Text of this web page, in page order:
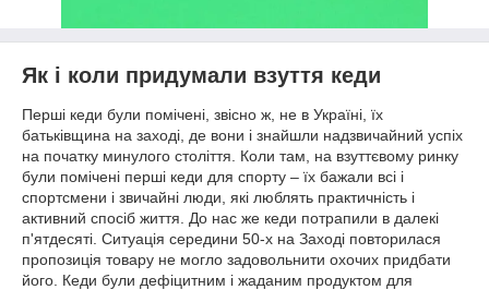
Як і коли придумали взуття кеди
Перші кеди були помічені, звісно ж, не в Україні, їх
батьківщина на заході, де вони і знайшли надзвичайний успіх
на початку минулого століття. Коли там, на взуттєвому ринку
були помічені перші кеди для спорту – їх бажали всі і
спортсмени і звичайні люди, які люблять практичність і
активний спосіб життя. До нас же кеди потрапили в далекі
п'ятдесяті. Ситуація середини 50-х на Заході повторилася
пропозиція товару не могло задовольнити охочих придбати
його. Кеди були дефіцитним і жаданим продуктом для